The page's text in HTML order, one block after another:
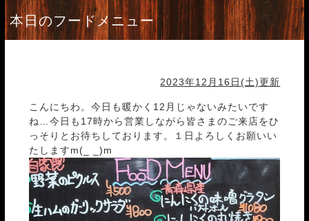
本日のフードメニュー
2023年12月16日(土)更新
こんにちわ。今日も暖かく12月じゃないみたいです
ね…今日も17時から営業しながら皆さまのご来店をひ
っそりとお待ちしております。１日よろしくお願いい
たしますm(_ _)m